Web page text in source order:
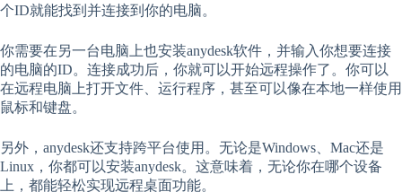
个ID就能找到并连接到你的电脑。
你需要在另一台电脑上也安装anydesk软件，并输入你想要连接
的电脑的ID。连接成功后，你就可以开始远程操作了。你可以
在远程电脑上打开文件、运行程序，甚至可以像在本地一样使用
鼠标和键盘。
另外，anydesk还支持跨平台使用。无论是Windows、Mac还是
Linux，你都可以安装anydesk。这意味着，无论你在哪个设备
上，都能轻松实现远程桌面功能。